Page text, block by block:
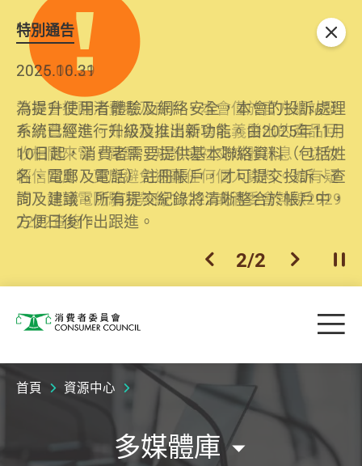
特別通告
2026.06.29
消委會提醒消費者及商戶，本會僅於官方網站發
布消費警示。如接獲以消委會名義發出的產品回
收相關來電、電郵、短訊或社交媒體訊息，切勿
輕信回應，更應避免透露任何個人資料。如有疑
問，請致電防騙易熱線18222或消委會熱線2929
2222查詢。
2025.10.31
為提升使用者體驗及網絡安全，本會的投訴處理
系統已經進行升級及推出新功能。由2025年11月
10日起，消費者需要提供基本聯絡資料（包括姓
名、電郵及電話）註冊帳戶，才可提交投訴、查
詢及建議。所有提交紀錄將清晰整合於帳戶中，
方便日後作出跟進。
上一個
2/2 下一個開
關閉
消費者委員會 目
首頁 資源中心
多媒體庫